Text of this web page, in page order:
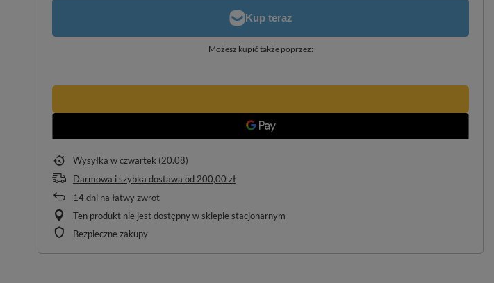
Możesz kupić także poprzez:
Wysyłka w czwartek (20.08)
Darmowa i szybka dostawa od 200,00 zł
14dni na łatwy zwrot
Ten produkt nie jest dostępny w sklepie stacjonarnym
Bezpieczne zakupy